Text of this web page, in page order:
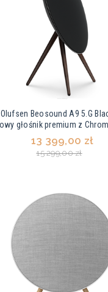
Olufsen Beosound A9 5.G
głośnik premium z
13 399,00 zł
15 299,00 zł